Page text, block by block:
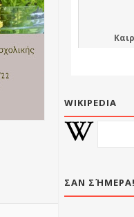
WIKIPEDIA
ΣΑΝ ΣΉΜΕΡΑ!